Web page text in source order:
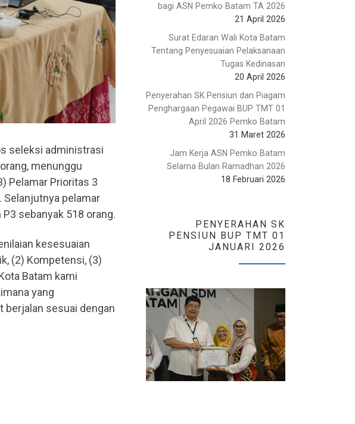
seleksi administrasi
menunggu
Pelamar Prioritas 3
Selanjutnya pelamar
sebanyak 518 orang.
kesesuaian
(2) Kompetensi, (3)
Batam kami
yang
berjalan sesuai dengan
bagi ASN Pemko Batam TA 2026
21 April 2026
Surat Edaran Wali Kota Batam
Tentang Penyesuaian Pelaksanaan
Tugas Kedinasan
20 April 2026
Penyerahan SK Pensiun dan Piagam
Penghargaan Pegawai BUP TMT 01
April 2026 Pemko Batam
31 Maret 2026
Jam Kerja ASN Pemko Batam
Selama Bulan Ramadhan 2026
18 Februari 2026
PENYERAHAN SK
PENSIUN BUP TMT 01
JANUARI 2026